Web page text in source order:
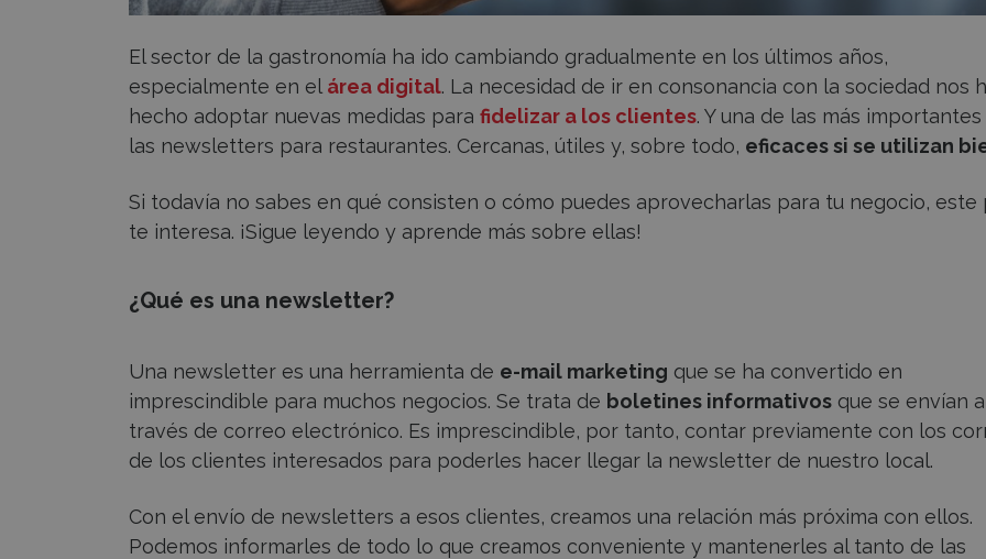
El sector de la gastronomía ha ido cambiando gradualmente en los últimos años,
especialmente en el área digital. La necesidad de ir en consonancia con la sociedad nos
hecho adoptar nuevas medidas para fidelizar a los clientes. Y una de las más importantes
las newsletters para restaurantes. Cercanas, útiles y, sobre todo, eficaces si se utilizan
Si todavía no sabes en qué consisten o cómo puedes aprovecharlas para tu negocio, este
te interesa. ¡Sigue leyendo y aprende más sobre ellas!
¿Qué es una newsletter?
Una newsletter es una herramienta de e-mail marketing que se ha convertido en
imprescindible para muchos negocios. Se trata de boletines informativos que se envían a
través de correo electrónico. Es imprescindible, por tanto, contar previamente con los
de los clientes interesados para poderles hacer llegar la newsletter de nuestro local.
Con el envío de newsletters a esos clientes, creamos una relación más próxima con ellos.
Podemos informarles de todo lo que creamos conveniente y mantenerles al tanto de las